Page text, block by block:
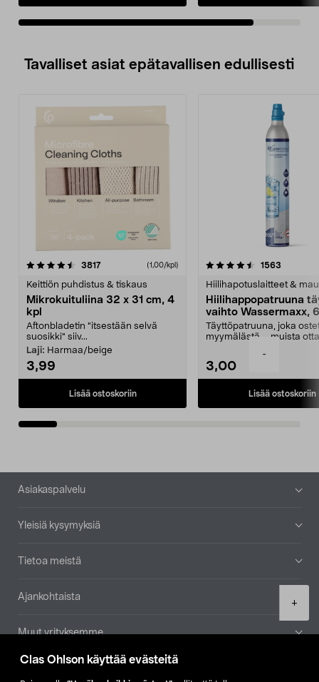
Clas Ohlson käyttää evästeitä
-
+
Tavalliset asiat epätavallisen edullisesti
3817arvostelut (1,00/kpl)
Keittiön puhdistus & tiskaus
Mikrokuituliina 32 x 31 cm, 4
kpl
Aftonbladetin "itsestään selvä
suosikki" siiv...
Laji: Harmaa/beige
3,99
Lisää ostoskoriin
4.5viidestä
1563
Hiilihapotuslaitteet &
Hiilihappopatruuna
vaihto Wassermaxx,
Täyttöpatruuna, joka
myymälästä – muista
3,00
Lisää ostoskoriin
4.5viidestä
Alatunniste
Asiakaspalvelu
Yleisiä kysymyksiä
Tietoa meistä
Ajankohtaista
Muut yrityksemme
Etsi myymälä